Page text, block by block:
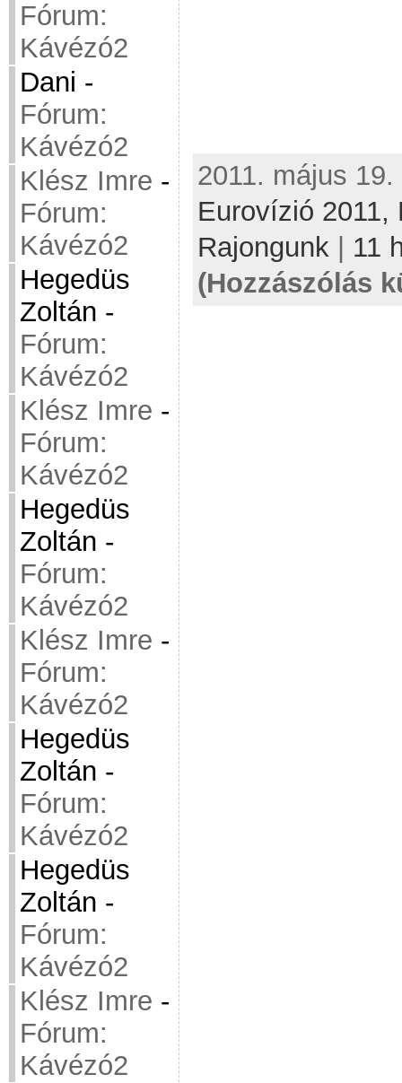
Fórum:
Kávézó2
Dani -
Fórum:
Kávézó2
Klész Imre -
Fórum:
Kávézó2
Hegedüs
Zoltán -
Fórum:
Kávézó2
Klész Imre -
Fórum:
Kávézó2
Hegedüs
Zoltán -
Fórum:
Kávézó2
Klész Imre -
Fórum:
Kávézó2
Hegedüs
Zoltán -
Fórum:
Kávézó2
Hegedüs
Zoltán -
Fórum:
Kávézó2
Klész Imre -
Fórum:
Kávézó2
2011. május
Eurovízió 2011,
Rajongunk
11
(Hozzászólás